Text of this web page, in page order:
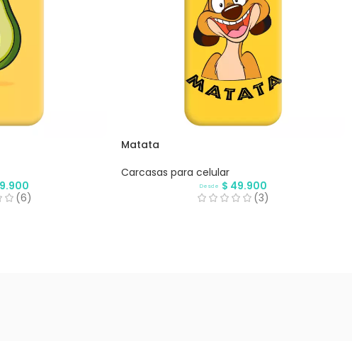
(6)
Matata
Carcasas para celular
Desde $ 49.900
(3)